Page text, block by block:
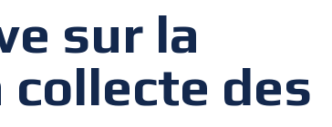
sur la
des